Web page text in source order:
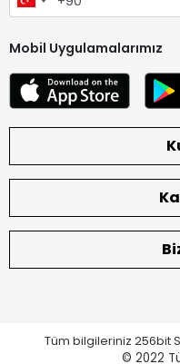
Mobil Uygulamalarımız
Tüm bilgileriniz 256bit
© 2022